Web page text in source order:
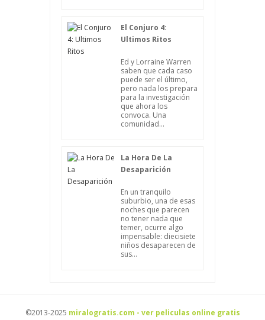
El Conjuro 4:
Ultimos Ritos
Ed y Lorraine Warren
saben que cada caso
puede ser el último,
pero nada los prepara
para la investigación
que ahora los
convoca. Una
comunidad...
La Hora De La
Desaparición
En un tranquilo
suburbio, una de esas
noches que parecen
no tener nada que
temer, ocurre algo
impensable: diecisiete
niños desaparecen de
sus...
©2013-2025 miralogratis.com - ver peliculas online gratis